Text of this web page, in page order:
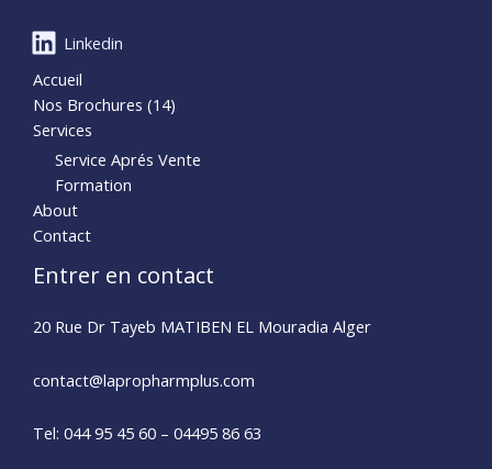
Linkedin
Accueil
Nos Brochures (14)
Services
Service Aprés Vente
Formation
About
Contact
Entrer en contact
20 Rue Dr Tayeb MATIBEN EL Mouradia Alger
contact@lapropharmplus.com​
Tel: 044 95 45 60 – 04495 86 63